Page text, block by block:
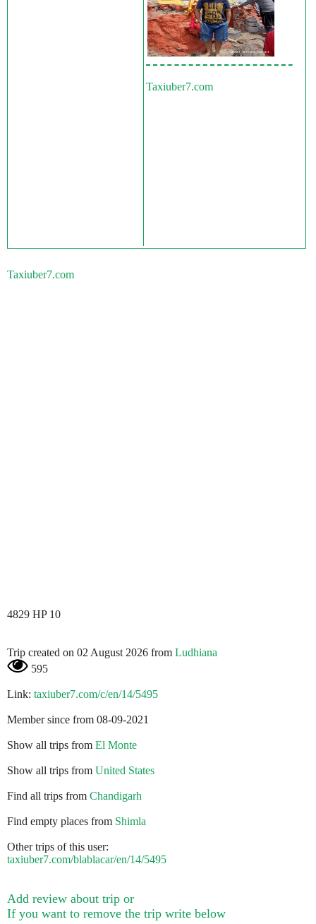
Taxiuber7.com
Taxiuber7.com
4829 HP 10
Trip created on 02 August 2026 from Ludhiana
595
Link: taxiuber7.com/c/en/14/5495
Member since from 08-09-2021
Show all trips from El Monte
Show all trips from United States
Find all trips from Chandigarh
Find empty places from Shimla
Other trips of this user:
taxiuber7.com/blablacar/en/14/5495
Add review about trip or
If you want to remove the trip write below